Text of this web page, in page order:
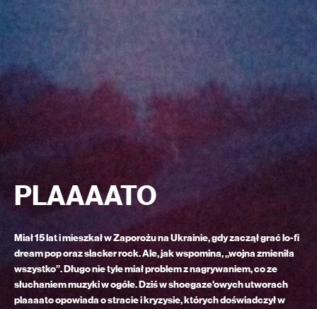
PLAAAATO
Miał 15 lat i mieszkał w Zaporożu na Ukrainie, gdy zaczął grać lo-fi
dream pop oraz slacker rock. Ale, jak wspomina, „wojna zmieniła
wszystko”. Długo nie tyle miał problem z nagrywaniem, co ze
słuchaniem muzyki w ogóle. Dziś w shoegaze'owych utworach
plaaaato opowiada o stracie i kryzysie, których doświadczył w